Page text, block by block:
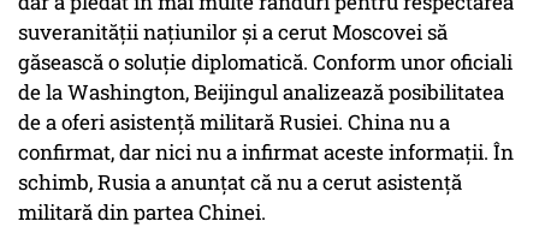
suveranităţii naţiunilor şi a cerut Moscovei să
găsească o soluţie diplomatică. Conform unor oficiali
de la Washington, Beijingul analizează posibilitatea
de a oferi asistenţă militară Rusiei. China nu a
confirmat, dar nici nu a infirmat aceste informaţii. În
schimb, Rusia a anunţat că nu a cerut asistenţă
militară din partea Chinei.